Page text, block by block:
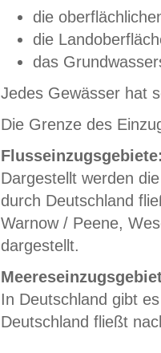
die
die
das
Jedes Gewässer hat
Die Grenze des
Dargestellt werden
durch Deutschland
Warnow / Peene,
dargestellt.
In Deutschland gibt
Deutschland fließt